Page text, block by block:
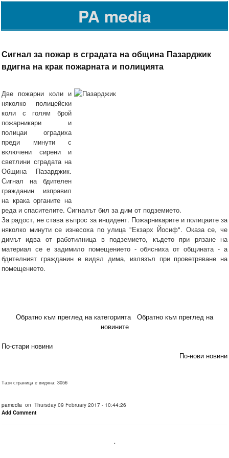
PA media
Сигнал за пожар в сградата на община Пазарджик
вдигна на крак пожарната и полицията
Две пожарни коли и
няколко полицейски
коли с голям брой
пожарникари и
полицаи оградиха
преди минути с
включени сирени и
светлини сградата на
Община Пазарджик.
Сигнал на бдителен
гражданин изправил
на крака органите на
реда и спасителите. Сигналът бил за дим от подземието.
За радост, не става въпрос за инцидент. Пожарникарите и полицаите за
няколко минути се изнесоха по улица "Екзарх Йосиф". Оказа се, че
димът идва от работилница в подземието, където при рязане на
материал се е задимило помещението - обясниха от общината - а
бдителният гражданин е видял дима, излязъл при проветряване на
помещението.
Обратно към преглед на категорията
Обратно към преглед на
новините
По-стари новини
По-нови новини
Тази страница е видяна: 3056
pamedia on Thursday 09 February 2017 - 10:44:26
Add Comment
.